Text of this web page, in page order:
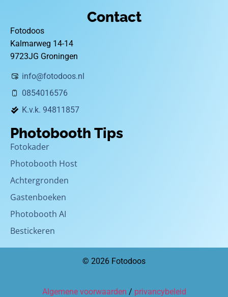
Contact
Fotodoos
Kalmarweg 14-14
9723JG Groningen
info@fotodoos.nl
0854016576
K.v.k. 94811857
Photobooth Tips
Fotokader
Photobooth Host
Achtergronden
Gastenboeken
Photobooth AI
Bestickeren
© 2026 Fotodoos
Algemene voorwaarden / privancybeleid